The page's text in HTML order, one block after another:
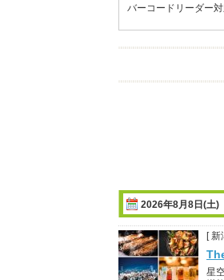
バーコードリーダー
2026年8月8日(土)
[ 新
星